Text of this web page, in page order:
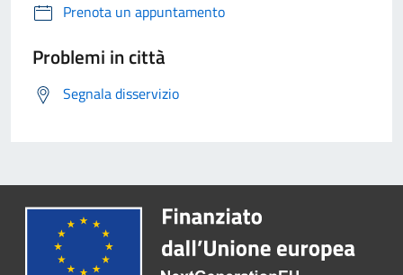
Prenota un appuntamento
Problemi in città
Segnala disservizio